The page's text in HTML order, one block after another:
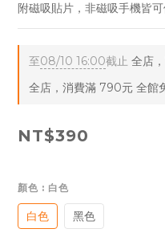
附磁吸貼片，非磁吸手機皆可
至08/10 16:00截止 全店
全店，消費滿 790元 全館
NT$390
顏色 : 白色
白色 黑色